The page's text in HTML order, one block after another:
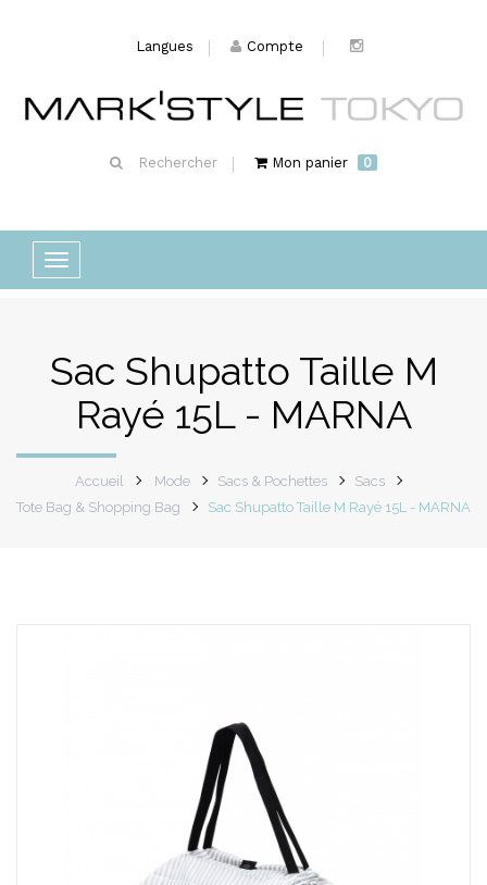
Langues Compte
Rechercher Mon panier 0
Basculer
la
Sac Shupatto Taille M
Rayé 15L - MARNA
Accueil Mode Sacs & Pochettes
Sacs
Tote Bag & Shopping Bag
Sac Shupatto Taille M Rayé 15L - MARNA